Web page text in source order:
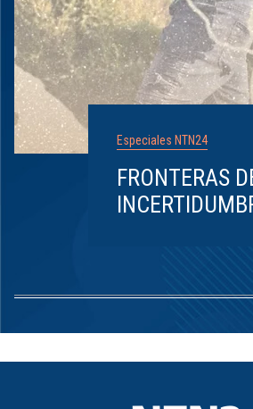
Especiales NTN24
FRONTERAS
1
8